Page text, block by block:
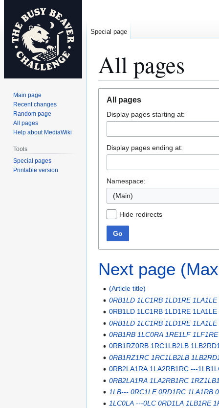
All pages
navigation
search
All pages
Display pages starting at:
Display pages ending at:
Namespace:
(Main)
Hide redirects
Go
Next page
(Article title)
0RB1LD 1LC1RB 1LD1RE
0RB1LD 1LC1RB 1LD1RE
0RB1LD 1LC1RB 1LD1RE
0RB1RB 1LC0RA 1RE1LF
0RB1RZ0RB 1RC1LB2LB
0RB1RZ1RC 1RC1LB2LB
0RB2LA1RA 1LA2RB1RC ---
0RB2LA1RA 1LA2RB1RC
1LB--- 0RC1LE 0RD1RC 1LA1RB
1LC0LA ---0LC 0RD1LA 1LB1RE
Special page
Main page
Recent changes
Random page
All pages
Help about MediaWiki
Tools
Special pages
Printable version